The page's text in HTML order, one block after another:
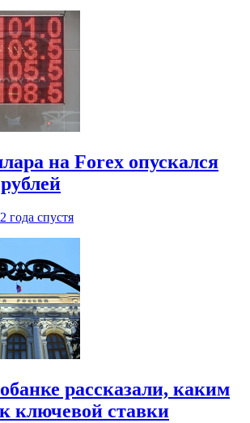
на Forex опускался
2 года спустя
рассказали, каким
ключевой ставки